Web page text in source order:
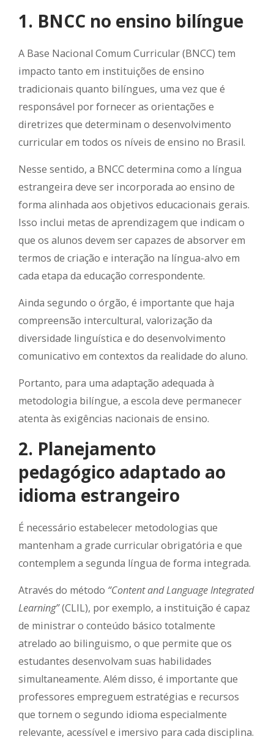
1. BNCC no ensino bilíngue
A Base Nacional Comum Curricular (BNCC) tem
impacto tanto em instituições de ensino
tradicionais quanto bilíngues, uma vez que é
responsável por fornecer as orientações e
diretrizes que determinam o desenvolvimento
curricular em todos os níveis de ensino no Brasil.
Nesse sentido, a BNCC determina como a língua
estrangeira deve ser incorporada ao ensino de
forma alinhada aos objetivos educacionais gerais.
Isso inclui metas de aprendizagem que indicam o
que os alunos devem ser capazes de absorver em
termos de criação e interação na língua-alvo em
cada etapa da educação correspondente.
Ainda segundo o órgão, é importante que haja
compreensão intercultural, valorização da
diversidade linguística e do desenvolvimento
comunicativo em contextos da realidade do aluno.
Portanto, para uma adaptação adequada à
metodologia bilíngue, a escola deve permanecer
atenta às exigências nacionais de ensino.
2. Planejamento
pedagógico adaptado ao
idioma estrangeiro
É necessário estabelecer metodologias que
mantenham a grade curricular obrigatória e que
contemplem a segunda língua de forma integrada.
Através do método “Content and Language Integrated
Learning”(CLIL), por exemplo, a instituição é capaz
de ministrar o conteúdo básico totalmente
atrelado ao bilinguismo, o que permite que os
estudantes desenvolvam suas habilidades
simultaneamente. Além disso, é importante que
professores empreguem estratégias e recursos
que tornem o segundo idioma especialmente
relevante, acessível e imersivo para cada disciplina.